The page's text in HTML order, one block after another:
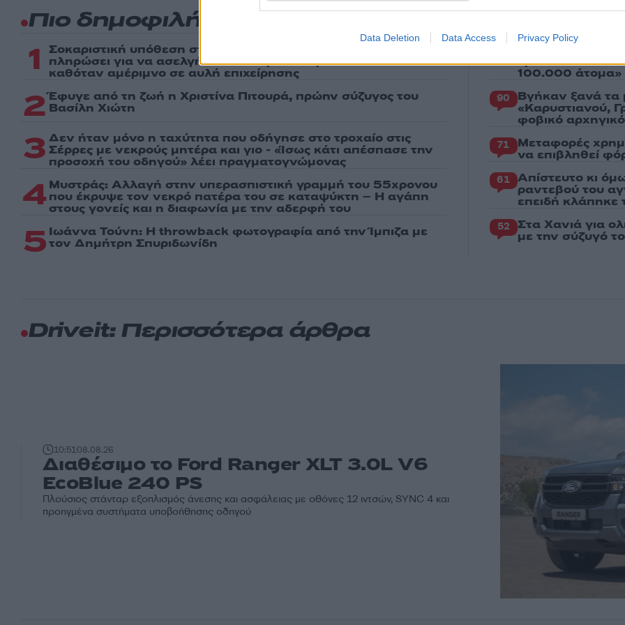
Data Deletion Data Access Privacy Policy
Πιο δημοφιλή
1 Σοκαριστική υπόθεση στην Κρήτη: Τουρίστας ρωτούσε πόσο να
πληρώσει για να ασελγήσει σε 10χρονο κορίτσι - Το παιδί
καθόταν αμέριμνο σε αυλή επιχείρησης
2 Έφυγε από τη ζωή η Χριστίνα Πιτουρά, πρώην σύζυγος του
Βασίλη Χιώτη
3 Δεν ήταν μόνο η ταχύτητα που οδήγησε στο τροχαίο στις
Σέρρες με νεκρούς μητέρα και γιο - «Ίσως κάτι απέσπασε την
προσοχή του οδηγού» λέει πραγματογνώμονας
4 Μυστράς: Αλλαγή στην υπερασπιστική γραμμή του 55χρονου
που έκρυψε τον νεκρό πατέρα του σε καταψύκτη – Η αγάπη
στους γονείς και η διαφωνία με την αδερφή του
5 Ιωάννα Τούνη: Η throwback φωτογραφία από την Ίμπιζα με
τον Δημήτρη Σπυριδωνίδη
Τρίτη – «Είναι
100.000 άτομα»
90 Βγήκαν ξανά τα
«Καρυστιανού,
φοβικό
71 Μεταφορές
να επιβληθεί
61 Απίστευτο κι
ραντεβού του
επειδή κλάπηκε
52 Στα Χανιά για
με την σύζυγό
Driveit: Περισσότερα άρθρα
10:5108.08.26
Διαθέσιμο το Ford Ranger XLT 3.0L V6
EcoBlue 240 PS
Πλούσιος στάνταρ εξοπλισμός άνεσης και ασφάλειας με οθόνες 12 ιντσών, SYNC 4 και
προηγμένα συστήματα υποβοήθησης οδηγού